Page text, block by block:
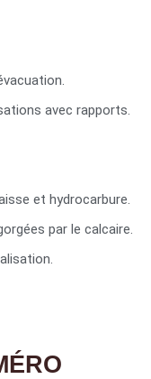
avec rapports.
et hydrocarbure.
par le calcaire.